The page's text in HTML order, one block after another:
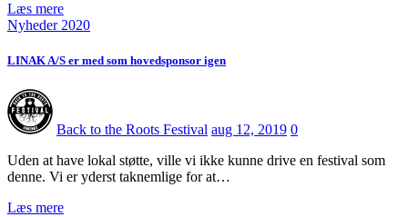
Læs mere
Nyheder 2020
LINAK A/S er med som hovedsponsor igen
Back to the Roots Festival aug 12, 2019 0
Uden at have lokal støtte, ville vi ikke kunne drive en festival som
denne. Vi er yderst taknemlige for at…
Læs mere